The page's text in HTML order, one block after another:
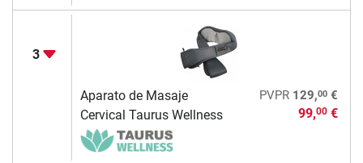
3
Aparato de Masaje
Cervical Taurus Wellness
PVPR 129,00€
99,00€